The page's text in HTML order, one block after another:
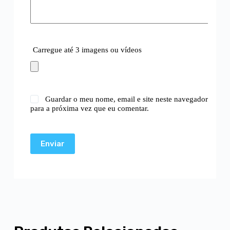
Carregue até 3 imagens ou vídeos
Guardar o meu nome, email e site neste navegador
para a próxima vez que eu comentar.
Enviar